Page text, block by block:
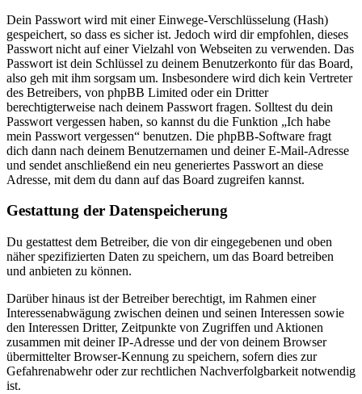
Dein Passwort wird mit einer Einwege-Verschlüsselung (Hash)
gespeichert, so dass es sicher ist. Jedoch wird dir empfohlen, dieses
Passwort nicht auf einer Vielzahl von Webseiten zu verwenden. Das
Passwort ist dein Schlüssel zu deinem Benutzerkonto für das Board,
also geh mit ihm sorgsam um. Insbesondere wird dich kein Vertreter
des Betreibers, von phpBB Limited oder ein Dritter
berechtigterweise nach deinem Passwort fragen. Solltest du dein
Passwort vergessen haben, so kannst du die Funktion „Ich habe
mein Passwort vergessen“ benutzen. Die phpBB-Software fragt
dich dann nach deinem Benutzernamen und deiner E-Mail-Adresse
und sendet anschließend ein neu generiertes Passwort an diese
Adresse, mit dem du dann auf das Board zugreifen kannst.
Gestattung der Datenspeicherung
Du gestattest dem Betreiber, die von dir eingegebenen und oben
näher spezifizierten Daten zu speichern, um das Board betreiben
und anbieten zu können.
Darüber hinaus ist der Betreiber berechtigt, im Rahmen einer
Interessenabwägung zwischen deinen und seinen Interessen sowie
den Interessen Dritter, Zeitpunkte von Zugriffen und Aktionen
zusammen mit deiner IP-Adresse und der von deinem Browser
übermittelter Browser-Kennung zu speichern, sofern dies zur
Gefahrenabwehr oder zur rechtlichen Nachverfolgbarkeit notwendig
ist.